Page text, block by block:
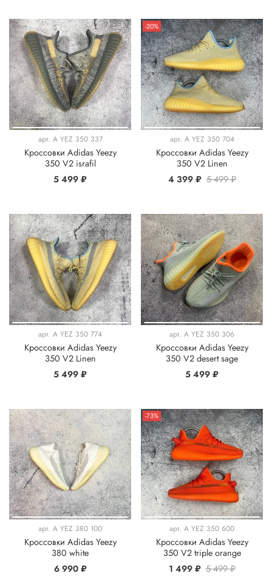
арт. A YEZ 350 337
Кроссовки Adidas Yeezy
350 V2 israfil
5 499 ₽
-20%
арт. A YEZ 350 704
Кроссовки Adidas Yeezy
350 V2 Linen
4 399 ₽ 5 499 ₽
арт. A YEZ 350 774
Кроссовки Adidas Yeezy
350 V2 Linen
5 499 ₽
арт. A YEZ 350 306
Кроссовки Adidas Yeezy
350 V2 desert sage
5 499 ₽
арт. A YEZ 380 100
Кроссовки Adidas Yeezy
380 white
6 990 ₽
-73%
арт. A YEZ 350 600
Кроссовки Adidas Yeezy
350 V2 triple orange
1 499 ₽ 5 499 ₽